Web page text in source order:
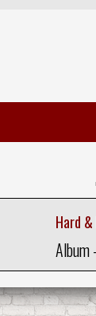
Hard
Album -